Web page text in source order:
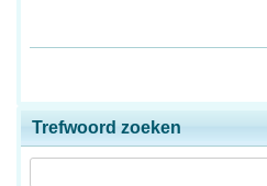
Trefwoord zoeken